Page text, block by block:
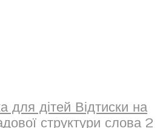
для дітей Відтиски на
структури слова 2